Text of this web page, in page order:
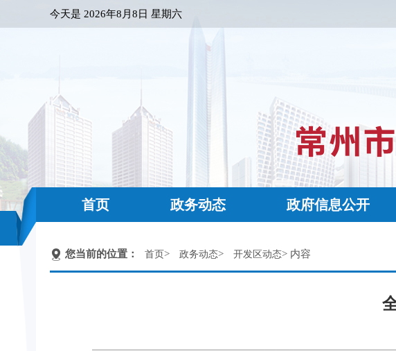
今天是 2026年8月8日 星期六
首页 政务动态 政府信息公开
您当前的位置： 首页> 政务动态> 开发区动态> 内容